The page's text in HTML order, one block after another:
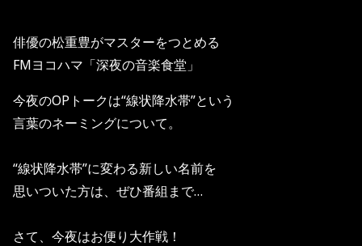
俳優の松重豊がマスターをつとめる
FMヨコハマ「深夜の音楽食堂」
今夜のOPトークは“線状降水帯”という
言葉のネーミングについて。
“線状降水帯”に変わる新しい名前を
思いついた方は、ぜひ番組まで…
さて、今夜はお便り大作戦！